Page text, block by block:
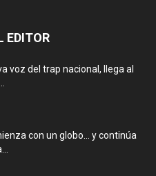
EDITOR
voz del trap nacional, llega al
con un globo… y continúa